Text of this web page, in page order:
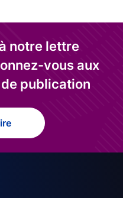
notre lettre
vous aux
publication